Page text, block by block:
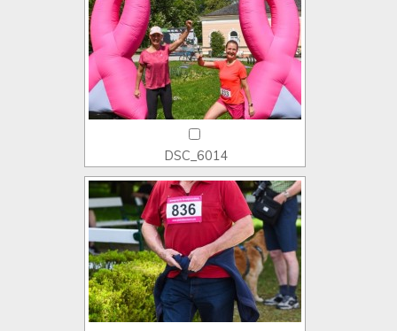
DSC_6014